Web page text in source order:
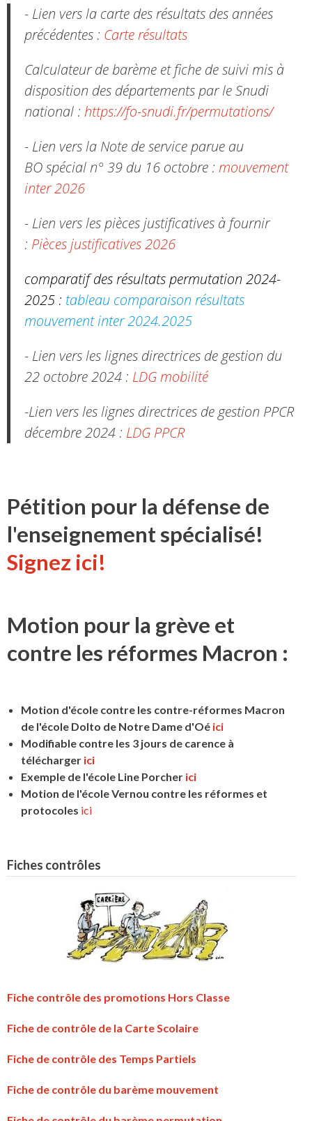
- Lien vers la carte des résultats des années
précédentes : Carte résultats
Calculateur de barème et fiche de suivi mis à
disposition des départements par le Snudi
national : https://fo-snudi.fr/permutations/
- Lien vers la Note de service parue au
BO spécial n° 39 du 16 octobre : mouvement
inter 2026
- Lien vers les pièces justificatives à fournir
: Pièces justificatives 2026
comparatif des résultats permutation 2024-
2025 : tableau comparaison résultats
mouvement inter 2024.2025
- Lien vers les lignes directrices de gestion du
22 octobre 2024 : LDG mobilité
-Lien vers les lignes directrices de gestion PPCR
décembre 2024 : LDG PPCR
Pétition pour la défense de
l'enseignement spécialisé!
Signez ici!
Motion pour la grève et
contre les réformes Macron :
Motion d'école contre les contre-réformes Macron
de l'école Dolto de Notre Dame d'Oé ici
Modifiable contre les 3 jours de carence à
télécharger ici
Exemple de l'école Line Porcher ici
Motion de l'école Vernou contre les réformes et
protocoles ici
Fiches contrôles
Fiche contrôle des promotions Hors Classe
Fiche de contrôle de la Carte Scolaire
Fiche de contrôle des Temps Partiels
Fiche de contrôle du barème mouvement